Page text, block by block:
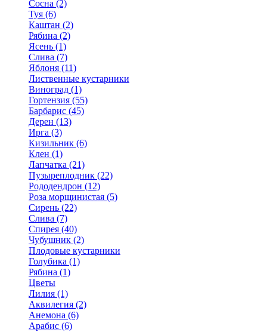
Сосна (2)
Туя (6)
Каштан (2)
Рябина (2)
Ясень (1)
Слива (7)
Яблоня (11)
Лиственные кустарники
Виноград (1)
Гортензия (55)
Барбарис (45)
Дерен (13)
Ирга (3)
Кизильник (6)
Клен (1)
Лапчатка (21)
Пузыреплодник (22)
Рододендрон (12)
Роза морщинистая (5)
Сирень (22)
Слива (7)
Спирея (40)
Чубушник (2)
Плодовые кустарники
Голубика (1)
Рябина (1)
Цветы
Лилия (1)
Аквилегия (2)
Анемона (6)
Арабис (6)